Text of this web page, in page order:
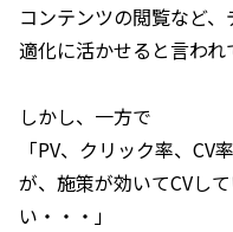
コンテンツの閲覧など
適化に活かせると言われ
しかし、一方で
「PV、クリック率、CV
が、施策が効いてCVし
い・・・」